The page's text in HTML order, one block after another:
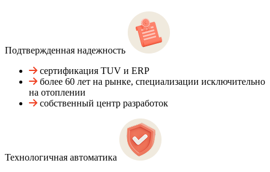
Подтвержденная надежность
сертификация TUV и ERP
более 60 лет на рынке, специализации исключительно
на отоплении
собственный центр разработок
Технологичная автоматика